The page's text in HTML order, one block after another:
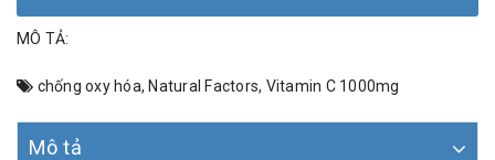
MÔ TẢ:
chống oxy hóa, Natural Factors, Vitamin C 1000mg
Mô tả